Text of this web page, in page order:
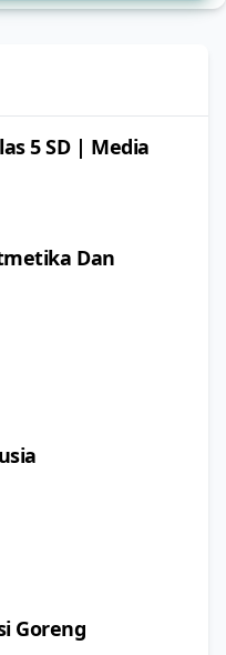
5 SD | Media
Dan
Goreng